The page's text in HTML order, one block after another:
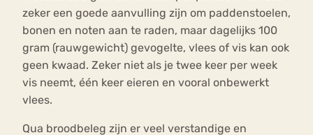
zeker een goede aanvulling zijn om paddenstoelen,
bonen en noten aan te raden, maar dagelijks 100
gram (rauwgewicht) gevogelte, vlees of vis kan ook
geen kwaad. Zeker niet als je twee keer per week
vis neemt, één keer eieren en vooral onbewerkt
vlees.
Qua broodbeleg zijn er veel verstandige en